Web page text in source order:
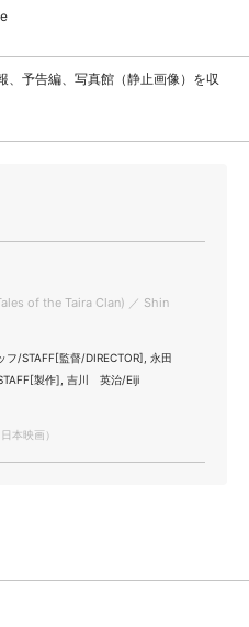
、予告編、写真館（静止画像）を収
of the Taira Clan) ／ Shin
/STAFF[監督/DIRECTOR], 永田
製作], 吉川 英治/Eiji
本映画）